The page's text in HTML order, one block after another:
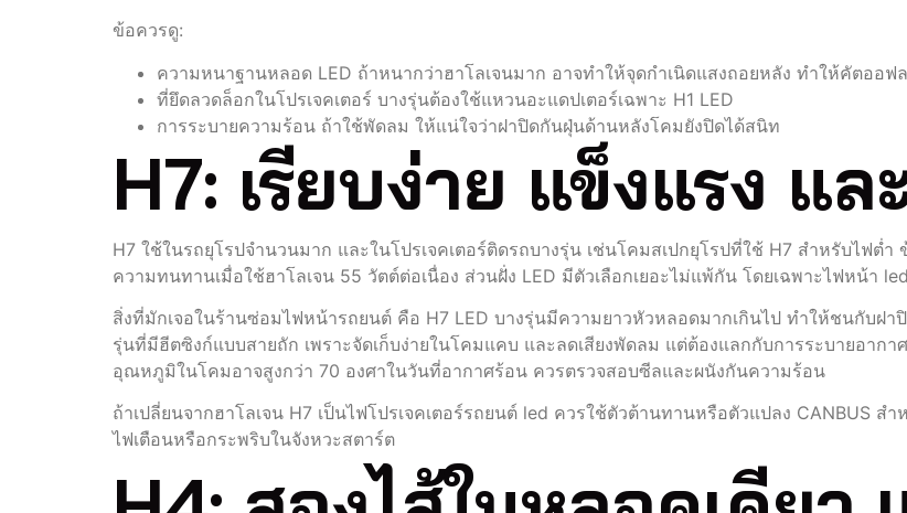
ข้อควรดู:
ความหนาฐานหลอด LED ถ้าหนากว่าฮาโลเจนมาก อาจทำให้จุดกำเนิดแสงถอยหลัง ทำให้คัตออฟ
ที่ยึดลวดล็อกในโปรเจคเตอร์ บางรุ่นต้องใช้แหวนอะแดปเตอร์เฉพาะ H1 LED
การระบายความร้อน ถ้าใช้พัดลม ให้แน่ใจว่าฝาปิดกันฝุ่นด้านหลังโคมยังปิดได้สนิท
H7: เรียบง่าย แข็งแรง แ
H7 ใช้ในรถยุโรปจำนวนมาก และในโปรเจคเตอร์ติดรถบางรุ่น เช่นโคมสเปกยุโรปที่ใช้ H7 สำหรับไฟ
ความทนทานเมื่อใช้ฮาโลเจน 55 วัตต์ต่อเนื่อง ส่วนฝั่ง LED มีตัวเลือกเยอะไม่แพ้กัน โดยเฉพาะไฟหน้า
สิ่งที่มักเจอในร้านซ่อมไฟหน้ารถยนต์ คือ H7 LED บางรุ่นมีความยาวหัวหลอดมากเกินไป ทำให้ชนกับฝ
รุ่นที่มีฮีตซิงก์แบบสายถัก เพราะจัดเก็บง่ายในโคมแคบ และลดเสียงพัดลม แต่ต้องแลกกับการระบายอ
อุณหภูมิในโคมอาจสูงกว่า 70 องศาในวันที่อากาศร้อน ควรตรวจสอบซีลและผนังกันความร้อน
ถ้าเปลี่ยนจากฮาโลเจน H7 เป็นไฟโปรเจคเตอร์รถยนต์ led ควรใช้ตัวต้านทานหรือตัวแปลง CANBUS
ไฟเตือนหรือกระพริบในจังหวะสตาร์ต